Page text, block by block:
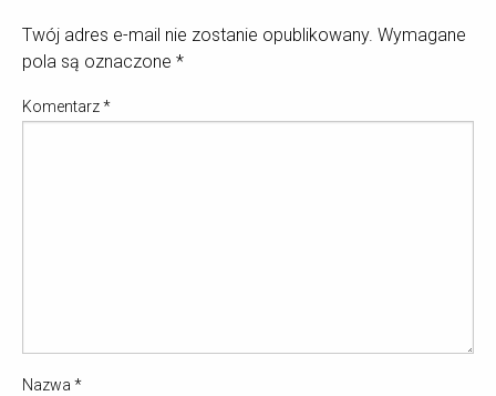
Twój adres e-mail nie zostanie opublikowany. Wymagane
pola są oznaczone *
Komentarz*
Nazwa *